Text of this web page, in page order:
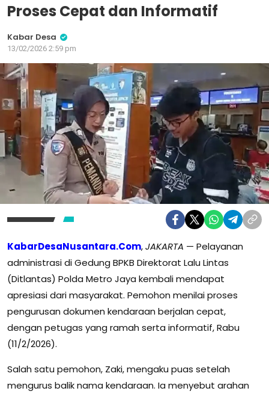
Proses Cepat dan Informatif
Kabar Desa
13/02/2026 2:59 pm
KabarDesaNusantara.Com,JAKARTA — Pelayanan
administrasi di Gedung BPKB Direktorat Lalu Lintas
(Ditlantas) Polda Metro Jaya kembali mendapat
apresiasi dari masyarakat. Pemohon menilai proses
pengurusan dokumen kendaraan berjalan cepat,
dengan petugas yang ramah serta informatif, Rabu
(11/2/2026).
Salah satu pemohon, Zaki, mengaku puas setelah
mengurus balik nama kendaraan. Ia menyebut arahan